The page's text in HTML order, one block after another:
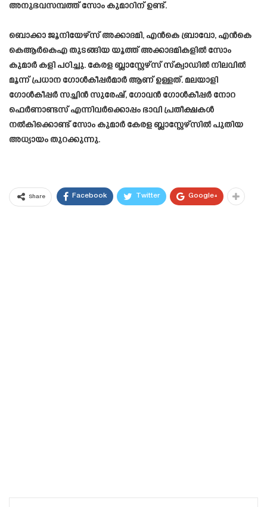
അനുഭവസമ്പത്ത് സോം കുമാറിന് ഉണ്ട്.
ബൊക്കാ ജൂനിയേഴ്സ് അക്കാദമി, എൻകെ ബ്രാവോ, എൻകെ
കെആർകെഎ തുടങ്ങിയ യൂത്ത് അക്കാദമികളിൽ സോം
കുമാർ കളി പഠിച്ചു. കേരള ബ്ലാസ്റ്റേഴ്സ് സ്ക്വാഡിൽ നിലവിൽ
മൂന്ന് പ്രധാന ഗോൾകീപ്പർമാർ ആണ് ഉള്ളത്. മലയാളി
ഗോൾകീപ്പർ സച്ചിൻ സുരേഷ്, ഗോവൻ ഗോൾകീപ്പർ നോറ
ഫെർണാണ്ടസ് എന്നിവർക്കൊപ്പം ഭാവി പ്രതീക്ഷകൾ
നൽകിക്കൊണ്ട് സോം കുമാർ കേരള ബ്ലാസ്റ്റേഴ്സിൽ പുതിയ
അധ്യായം തുറക്കുന്നു.
Share Facebook Twitter Google+